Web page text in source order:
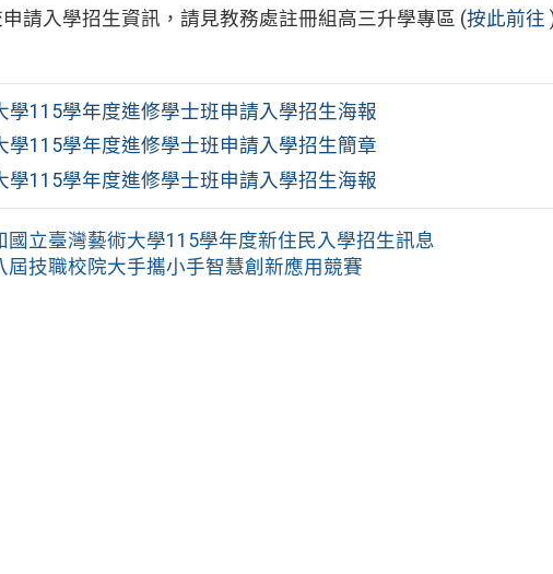
請入學招生資訊，請見教務處註冊組高三升學專區 (按此前往
學115學年度進修學士班申請入學招生海報
學115學年度進修學士班申請入學招生簡章
學115學年度進修學士班申請入學招生海報
國立臺灣藝術大學115學年度新住民入學招生訊息
屆技職校院大手攜小手智慧創新應用競賽